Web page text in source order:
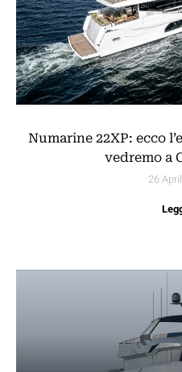
Numarine 22XP: ecco
vedremo a
26